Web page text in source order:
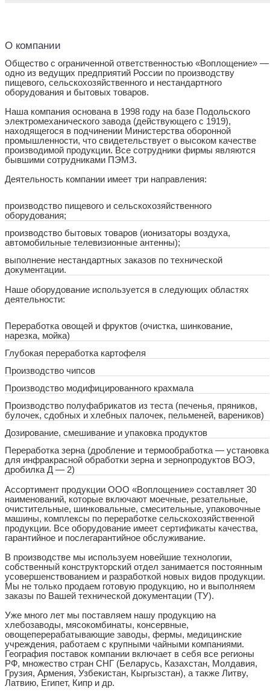
О компании
Общество с ограниченной ответственностью «Воплощение» —
одно из ведущих предприятий России по производству
пищевого, сельскохозяйственного и нестандартного
оборудования и бытовых товаров.
Наша компания основана в 1998 году на базе Подольского
электромеханического завода (действующего с 1919),
находящегося в подчинении Министерства оборонной
промышленности, что свидетельствует о высоком качестве
производимой продукции. Все сотрудники фирмы являются
бывшими сотрудниками ПЭМЗ.
Деятельность компании имеет три направления:
производство пищевого и сельскохозяйственного
оборудования;
производство бытовых товаров (ионизаторы воздуха,
автомобильные телевизионные антенны);
выполнение нестандартных заказов по технической
документации.
Наше оборудование используется в следующих областях
деятельности:
Переработка овощей и фруктов (очистка, шинкование,
нарезка, мойка)
Глубокая переработка картофеля
Производство чипсов
Производство модифицированного крахмала
Производство полуфабрикатов из теста (печенья, пряников,
булочек, сдобных и хлебных палочек, пельменей, вареников)
Дозирование, смешивание и упаковка продуктов
Переработка зерна (дробление и термообработка — установка
для инфракрасной обработки зерна и зернопродуктов ВОЭ,
дробилка Д — 2)
Ассортимент продукции ООО «Воплощение» составляет 30
наименований, которые включают моечные, резательные,
очистительные, шинковальные, смесительные, упаковочные
машины, комплексы по переработке сельскохозяйственной
продукции. Все оборудование имеет сертификаты качества,
гарантийное и послегарантийное обслуживание.
В производстве мы используем новейшие технологии,
собственный конструкторский отдел занимается постоянным
усовершенствованием и разработкой новых видов продукции.
Мы не только продаем готовую продукцию, но и выполняем
заказы по Вашей технической документации (ТУ).
Уже много лет мы поставляем нашу продукцию на
хлебозаводы, мясокомбинаты, консервные,
овощеперерабатывающие заводы, фермы, медицинские
учреждения, работаем с крупными чайными компаниями.
География поставок компании включает в себя все регионы
РФ, множество стран СНГ (Беларусь, Казахстан, Молдавия,
Грузия, Армения, Узбекистан, Кыргызстан), а также Литву,
Латвию, Египет, Кипр и др.